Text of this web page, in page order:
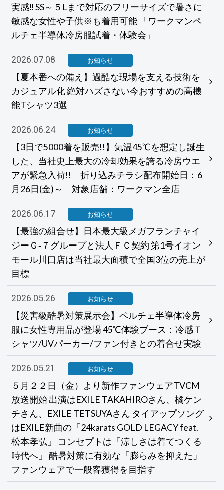
実感‼ SS～５Lまで対応のフリーサイズで暑さに
敏感な女性や子供※も着用可能 「ワークマンペ
ルチェ半導体冷房服試着・体験会」
2026.07.08 お知らせ
【夏本番への備え】過酷な現場を支える技術を
カジュアル化 絶対ハズさない今おすすめの高機
能Tシャツ3選
2026.06.24 お知らせ
【3日で5000着を販売!!】気温45℃を想定し誕生
した、当社史上最大の冷却効果を誇る冷房ウエ
アが緊急入荷!! 折り込みチラシ配布開始日：6
月26日(金)～ 対象店舗：ワークマン全店
2026.06.17 お知らせ
【最強の組合せ】日本最大級メガフランチャイ
ジーＧ‐７グループと法人ＦＣ契約 第1号イオン
モール川口店は当社最大面積で全国3位の売上が
目標
2026.05.26 お知らせ
【災害級酷暑対策展示会】ペルチェ半導体冷房
服に女性専用品が登場 45℃体験ブース：冷感Ｔ
シャツ/UVパーカー/ファン付きとの着合せ実験
2026.05.21 お知らせ
５月２２日（金）より新作ファンウェアTVCM
放送開始 出演はEXILE TAKAHIROさん、橘ケン
チさん、EXILE TETSUYAさん タイアップソング
はEXILE新曲の「24karats GOLD LEGACY feat.
松本孝弘」 コンセプトは「涼しさは着てつくる
時代へ」 酷暑対策に有効な「膨らみを抑えた」
ファンウェアで一般客獲得を目指す